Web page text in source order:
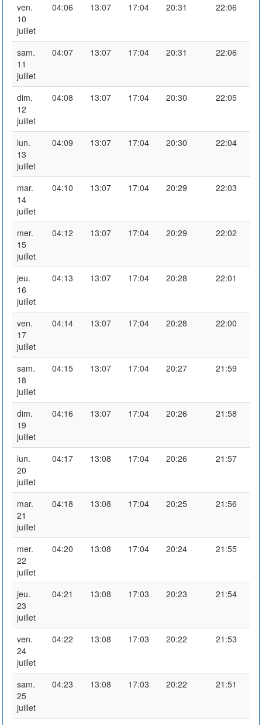
ven.
10
juillet
04:06 13:07 17:04 20:31 22:06
sam.
11
juillet
04:07 13:07 17:04 20:31 22:06
dim.
12
juillet
04:08 13:07 17:04 20:30 22:05
lun.
13
juillet
04:09 13:07 17:04 20:30 22:04
mar.
14
juillet
04:10 13:07 17:04 20:29 22:03
mer.
15
juillet
04:12 13:07 17:04 20:29 22:02
jeu.
16
juillet
04:13 13:07 17:04 20:28 22:01
ven.
17
juillet
04:14 13:07 17:04 20:28 22:00
sam.
18
juillet
04:15 13:07 17:04 20:27 21:59
dim.
19
juillet
04:16 13:07 17:04 20:26 21:58
lun.
20
juillet
04:17 13:08 17:04 20:26 21:57
mar.
21
juillet
04:18 13:08 17:04 20:25 21:56
mer.
22
juillet
04:20 13:08 17:04 20:24 21:55
jeu.
23
juillet
04:21 13:08 17:03 20:23 21:54
ven.
24
juillet
04:22 13:08 17:03 20:22 21:53
sam.
25
juillet
04:23 13:08 17:03 20:22 21:51